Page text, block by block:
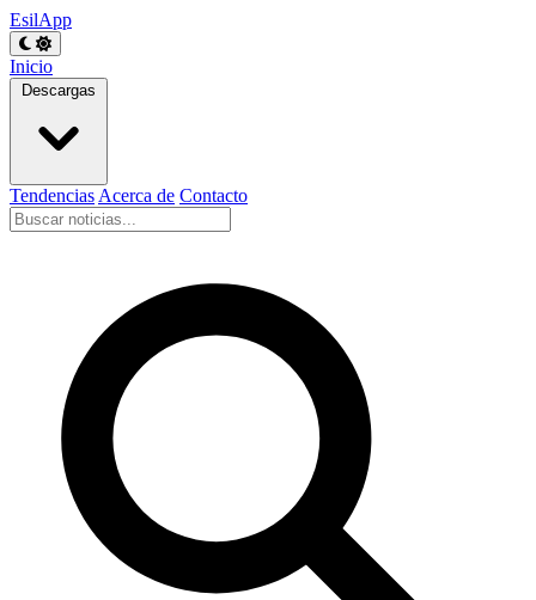
EsilApp
Inicio
Descargas
Tendencias Acerca de Contacto